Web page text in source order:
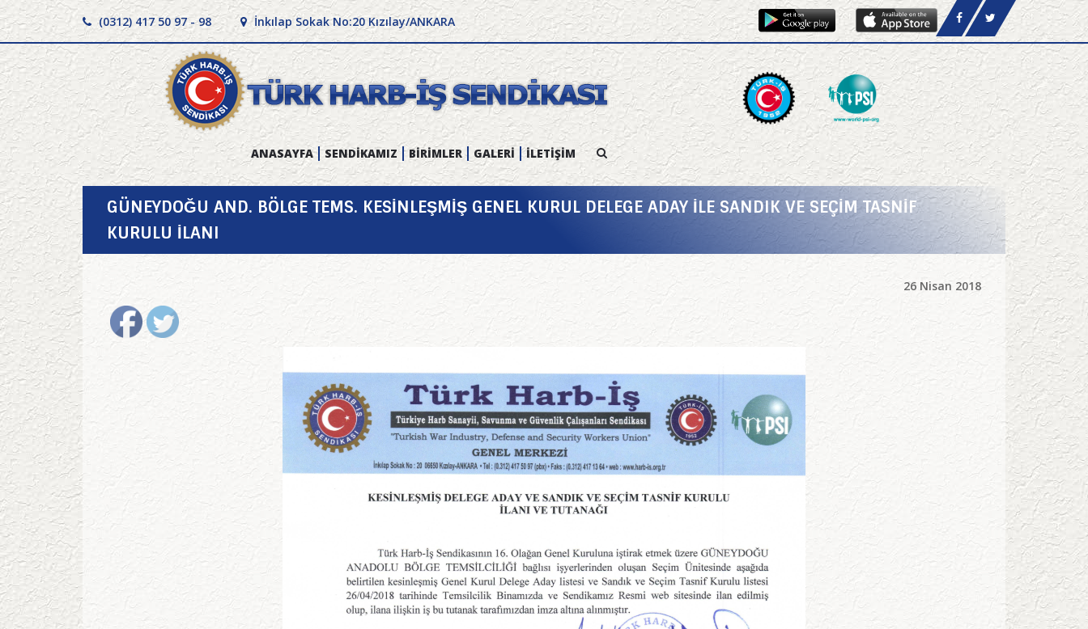
(0312) 417 50 97 - 98 İnkılap Sokak No:20 Kızılay/ANKARA
ANASAYFA SENDİKAMIZ BİRİMLER GALERİ İLETİŞİM
GÜNEYDOĞU AND. BÖLGE TEMS. KESİNLEŞMİŞ GENEL KURUL DELEGE ADAY İLE SANDIK VE SEÇİM TASNİF
KURULU İLANI
26 Nisan 2018